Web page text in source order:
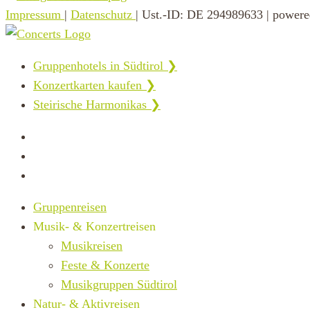
Impressum | Datenschutz | Ust.-ID: DE 294989633 |
Gruppenhotels in Südtirol ❯
Konzertkarten kaufen ❯
Steirische Harmonikas ❯
Gruppenreisen
Musik- & Konzertreisen
Musikreisen
Feste & Konzerte
Musikgruppen Südtirol
Natur- & Aktivreisen